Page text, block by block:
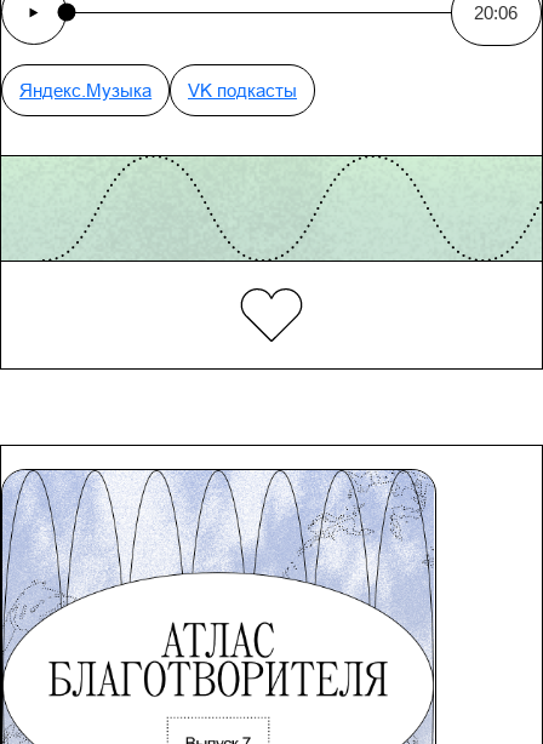
20:06
Яндекс.Музыка VK подкасты